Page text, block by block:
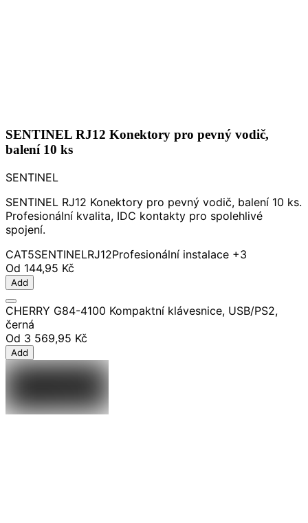
SENTINEL RJ12 Konektory pro pevný vodič,
balení 10 ks
SENTINEL
SENTINEL RJ12 Konektory pro pevný vodič, balení 10 ks.
Profesionální kvalita, IDC kontakty pro spolehlivé
spojení.
CAT5SENTINELRJ12Profesionální instalace +3
Od 144,95 Kč
Add
CHERRY G84-4100 Kompaktní klávesnice, USB/PS2,
černá
Od 3 569,95 Kč
Add